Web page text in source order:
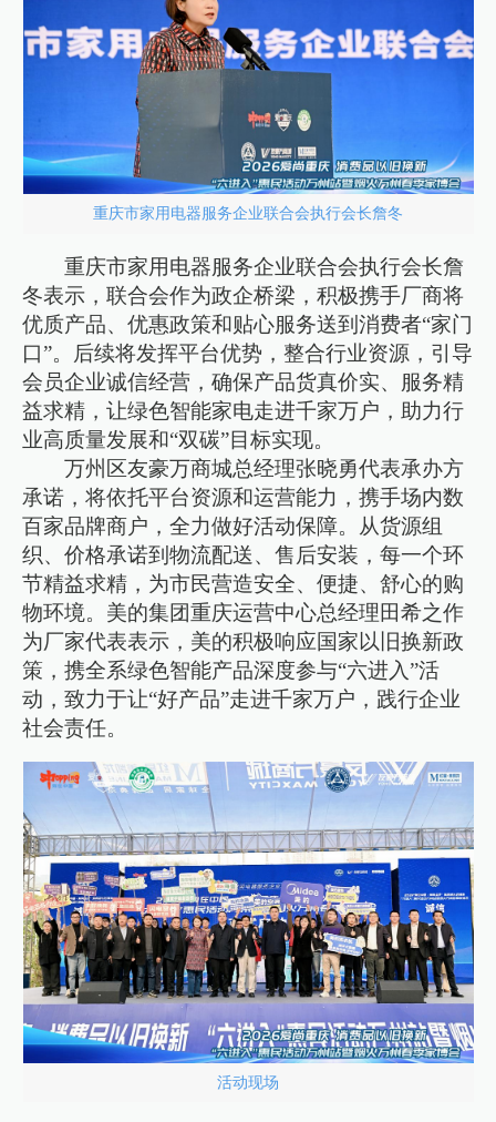
重庆市家用电器服务企业联合会执行会长詹冬
重庆市家用电器服务企业联合会执行会长詹
冬表示，联合会作为政企桥梁，积极携手厂商将
优质产品、优惠政策和贴心服务送到消费者“家门
口”。后续将发挥平台优势，整合行业资源，引导
会员企业诚信经营，确保产品货真价实、服务精
益求精，让绿色智能家电走进千家万户，助力行
业高质量发展和“双碳”目标实现。
万州区友豪万商城总经理张晓勇代表承办方
承诺，将依托平台资源和运营能力，携手场内数
百家品牌商户，全力做好活动保障。从货源组
织、价格承诺到物流配送、售后安装，每一个环
节精益求精，为市民营造安全、便捷、舒心的购
物环境。美的集团重庆运营中心总经理田希之作
为厂家代表表示，美的积极响应国家以旧换新政
策，携全系绿色智能产品深度参与“六进入”活
动，致力于让“好产品”走进千家万户，践行企业
社会责任。
活动现场